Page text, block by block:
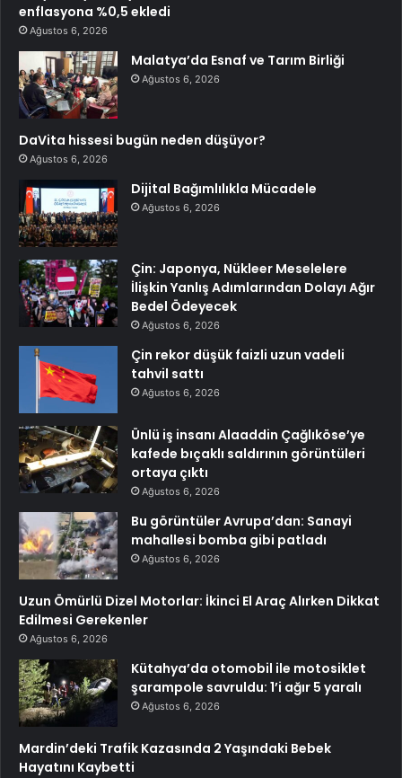
enflasyona %0,5 ekledi
Ağustos 6, 2026
Malatya’da Esnaf ve Tarım Birliği
Ağustos 6, 2026
DaVita hissesi bugün neden düşüyor?
Ağustos 6, 2026
Dijital Bağımlılıkla Mücadele
Ağustos 6, 2026
Çin: Japonya, Nükleer Meselelere
İlişkin Yanlış Adımlarından Dolayı Ağır
Bedel Ödeyecek
Ağustos 6, 2026
Çin rekor düşük faizli uzun vadeli
tahvil sattı
Ağustos 6, 2026
Ünlü iş insanı Alaaddin Çağlıköse’ye
kafede bıçaklı saldırının görüntüleri
ortaya çıktı
Ağustos 6, 2026
Bu görüntüler Avrupa’dan: Sanayi
mahallesi bomba gibi patladı
Ağustos 6, 2026
Uzun Ömürlü Dizel Motorlar: İkinci El Araç Alırken Dikkat
Edilmesi Gerekenler
Ağustos 6, 2026
Kütahya’da otomobil ile motosiklet
şarampole savruldu: 1’i ağır 5 yaralı
Ağustos 6, 2026
Mardin’deki Trafik Kazasında 2 Yaşındaki Bebek
Hayatını Kaybetti